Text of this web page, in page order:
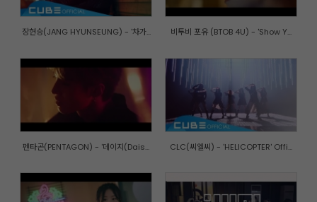
장현승(JANG HYUNSEUNG) - '차가... 비투비 포유 (BTOB 4U) - 'Show Y...
펜타곤(PENTAGON) - '데이지(Dais... CLC(씨엘씨) - 'HELICOPTER' Offi...